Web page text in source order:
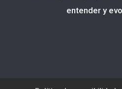
entender y